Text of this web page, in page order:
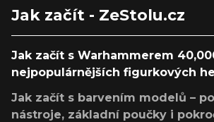
Jak začít - ZeStolu.cz
Jak začít s Warhammerem
nejpopulárnějších figurkových
Jak začít s barvením modelů –
nástroje, základní poučky i